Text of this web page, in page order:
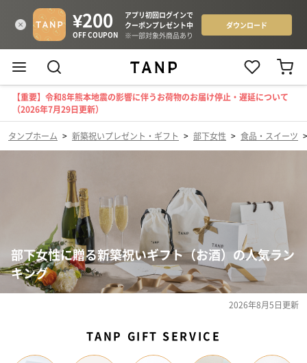
【重要】令和8年熊本地震の影響に伴うお荷物のお届け停止・遅延について
（2026年7月29日更新）
タンプホーム > 新築祝いプレゼント・ギフト > 部下女性 > 食品・スイーツ
部下女性に贈る新築祝いギフト（お酒）の人気ラン
キング
2026年8月5日更新
TANP GIFT SERVICE